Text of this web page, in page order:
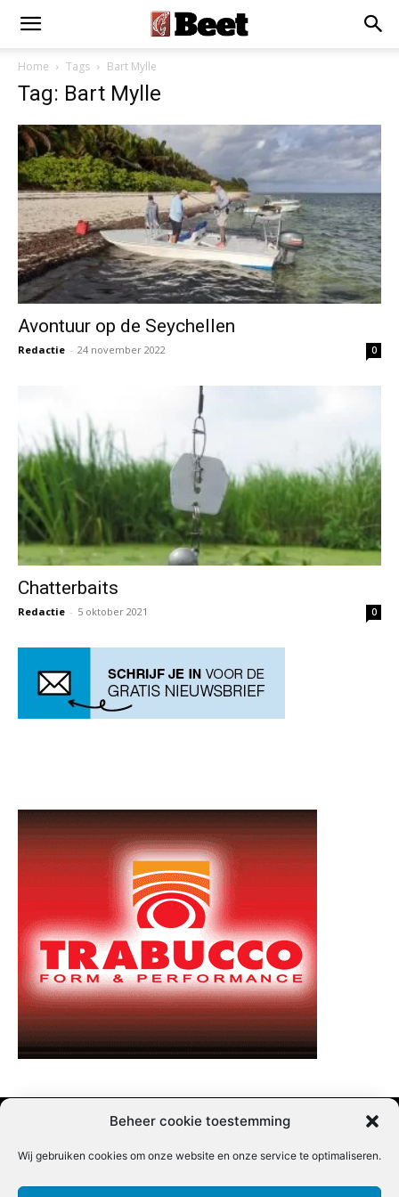
Beheer cookie toestemming
Wij gebruiken cookies om onze website en onze service te optimaliseren.
Home Tags Bart Mylle
Tag: Bart Mylle
Avontuur op de Seychellen
Redactie - 24 november 2022 0
Chatterbaits
Redactie - 5 oktober 2021 0